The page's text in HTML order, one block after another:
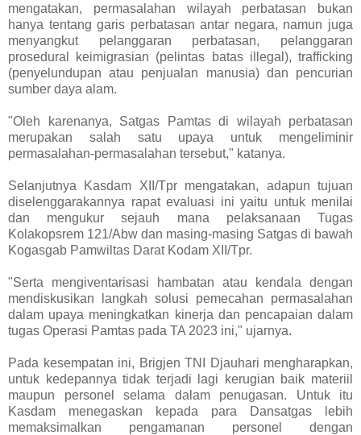
mengatakan, permasalahan wilayah perbatasan bukan
hanya tentang garis perbatasan antar negara, namun juga
menyangkut pelanggaran perbatasan, pelanggaran
prosedural keimigrasian (pelintas batas illegal), trafficking
(penyelundupan atau penjualan manusia) dan pencurian
sumber daya alam.
"Oleh karenanya, Satgas Pamtas di wilayah perbatasan
merupakan salah satu upaya untuk mengeliminir
permasalahan-permasalahan tersebut," katanya.
Selanjutnya Kasdam XII/Tpr mengatakan, adapun tujuan
diselenggarakannya rapat evaluasi ini yaitu untuk menilai
dan mengukur sejauh mana pelaksanaan Tugas
Kolakopsrem 121/Abw dan masing-masing Satgas di bawah
Kogasgab Pamwiltas Darat Kodam XII/Tpr.
"Serta mengiventarisasi hambatan atau kendala dengan
mendiskusikan langkah solusi pemecahan permasalahan
dalam upaya meningkatkan kinerja dan pencapaian dalam
tugas Operasi Pamtas pada TA 2023 ini," ujarnya.
Pada kesempatan ini, Brigjen TNI Djauhari mengharapkan,
untuk kedepannya tidak terjadi lagi kerugian baik materiil
maupun personel selama dalam penugasan. Untuk itu
Kasdam menegaskan kepada para Dansatgas lebih
memaksimalkan pengamanan personel dengan